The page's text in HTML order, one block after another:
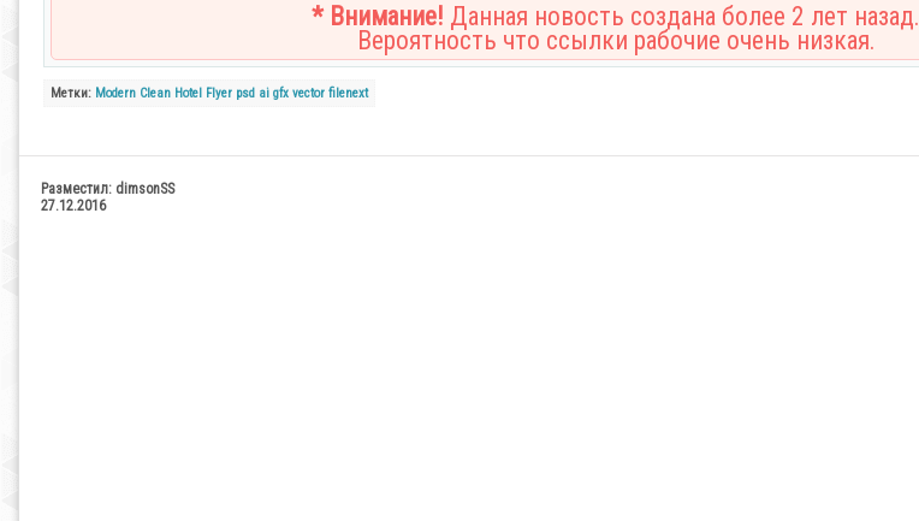
* Внимание! Данная новость создана более 2 лет назад.
Вероятность что ссылки рабочие очень низкая.
Метки: Modern Clean Hotel Flyer psd ai gfx vector filenext
Разместил: dimsonSS
27.12.2016